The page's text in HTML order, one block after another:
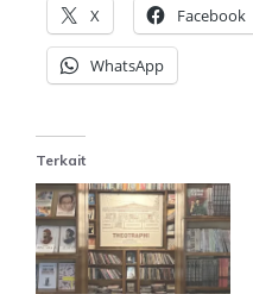
X Facebook
WhatsApp
Terkait